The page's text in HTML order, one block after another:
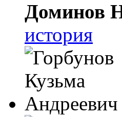
Доминов
история